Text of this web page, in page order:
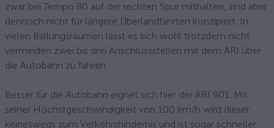
zwar bei Tempo 80 auf der rechten Spur mithalten, sind aber
dennoch nicht für längere Überlandfahrten konzipiert. In
vielen Ballungsräumen lässt es sich wohl trotzdem nicht
vermeiden zwei bis drei Anschlussstellen mit dem ARI über
die Autobahn zu fahren.
Besser für die Autobahn eignet sich hier der ARI 901. Mit
seiner Höchstgeschwindigkeit von 100 km/h wird dieser
keineswegs zum Verkehrshindernis und ist sogar schneller